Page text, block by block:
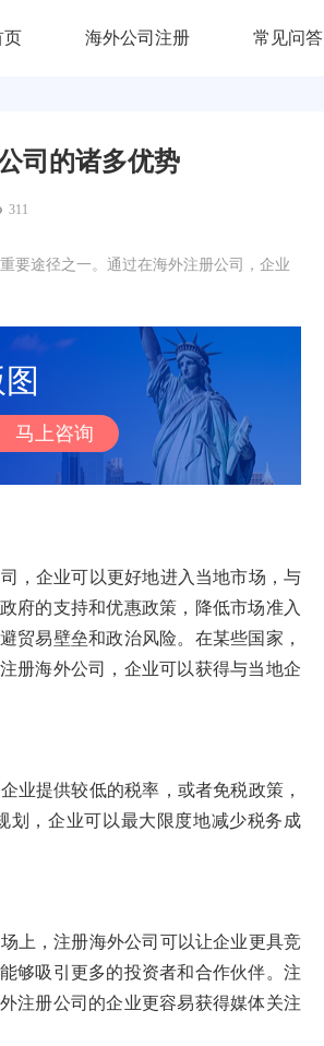
页 海外公司注册 常见问答
司的诸多优势
311
要途径之一。通过在海外注册公司，企业
马上咨询
，企业可以更好地进入当地市场，与
府的支持和优惠政策，降低市场准入
贸易壁垒和政治风险。在某些国家，
册海外公司，企业可以获得与当地企
业提供较低的税率，或者免税政策，
划，企业可以最大限度地减少税务成
上，注册海外公司可以让企业更具竞
够吸引更多的投资者和合作伙伴。注
注册公司的企业更容易获得媒体关注